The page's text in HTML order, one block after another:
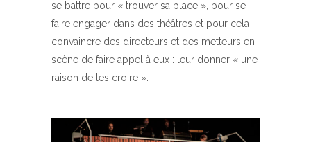
se battre pour « trouver sa place », pour se
faire engager dans des théâtres et pour cela
convaincre des directeurs et des metteurs en
scène de faire appel à eux : leur donner « une
raison de les croire ».